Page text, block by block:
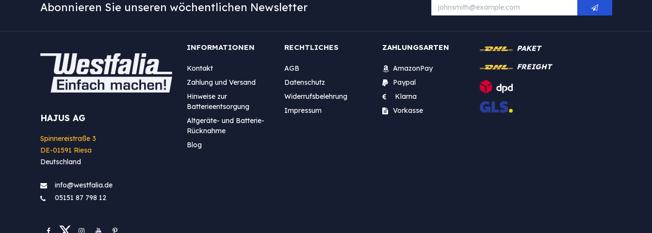
Abonnieren Sie unseren wöchentlichen Newsletter
HAJUS AG
Spinnereistraße 3
DE-01591 Riesa
Deutschland
info@westfa​lia.de
05151 87 798 12
INFORMATIONEN
Kontakt
Zahlung und Versand
Hinweise zur
Batterieentsorgung
Altgeräte- und Batterie-
Rücknahme
Blog
RECHTLICHES
AGB
Datenschutz
Widerrufsbelehrung
Impressum
ZAHLUNGSARTEN
AmazonPay
Paypal
Klarna
Vorkasse
PAKET
FREIGHT